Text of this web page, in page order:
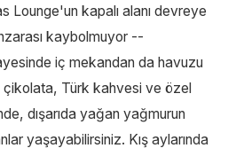
Lounge'un kapalı alanı devreye
kaybolmuyor --
iç mekandan da havuzu
çikolata, Türk kahvesi ve özel
dışarıda yağan yağmurun
yaşayabilirsiniz. Kış aylarında